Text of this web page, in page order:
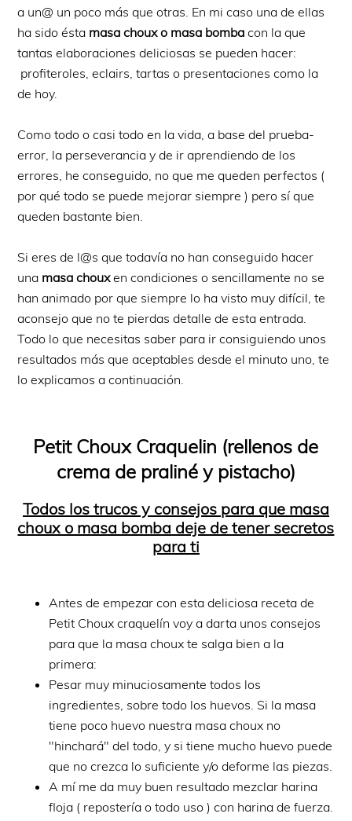
a un@ un poco más que otras. En mi caso una de ellas
ha sido ésta masa choux o masa bombacon la que
tantas elaboraciones deliciosas se pueden hacer:
profiteroles, eclairs, tartas o presentaciones como la
de hoy.
Como todo o casi todo en la vida, a base del prueba-
error, la perseverancia y de ir aprendiendo de los
errores, he conseguido, no que me queden perfectos (
por qué todo se puede mejorar siempre ) pero sí que
queden bastante bien.
Si eres de l@s que todavía no han conseguido hacer
una masa chouxen condiciones o sencillamente no se
han animado por que siempre lo ha visto muy difícil, te
aconsejo que no te pierdas detalle de esta entrada.
Todo lo que necesitas saber para ir consiguiendo unos
resultados más que aceptables desde el minuto uno, te
lo explicamos a continuación.
Petit Choux Craquelin (rellenos de
crema de praliné y pistacho)
Todos los trucos y consejos para que masa
choux o masa bomba deje de tener secretos
para ti
Antes de empezar con esta deliciosa receta de
Petit Choux craquelín voy a darta unos consejos
para que la masa choux te salga bien a la
primera:
Pesar muy minuciosamente todos los
ingredientes, sobre todo los huevos. Si la masa
tiene poco huevo nuestra masa choux no
"hinchará" del todo, y si tiene mucho huevo puede
que no crezca lo suficiente y/o deforme las piezas.
A mí me da muy buen resultado mezclar harina
floja ( repostería o todo uso ) con harina de fuerza.